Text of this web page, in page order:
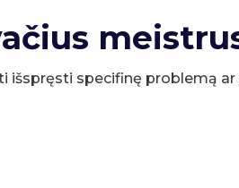
išspręsti specifinę problemą ar